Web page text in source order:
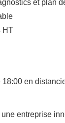
et plan
HT
18:00 en
entreprise